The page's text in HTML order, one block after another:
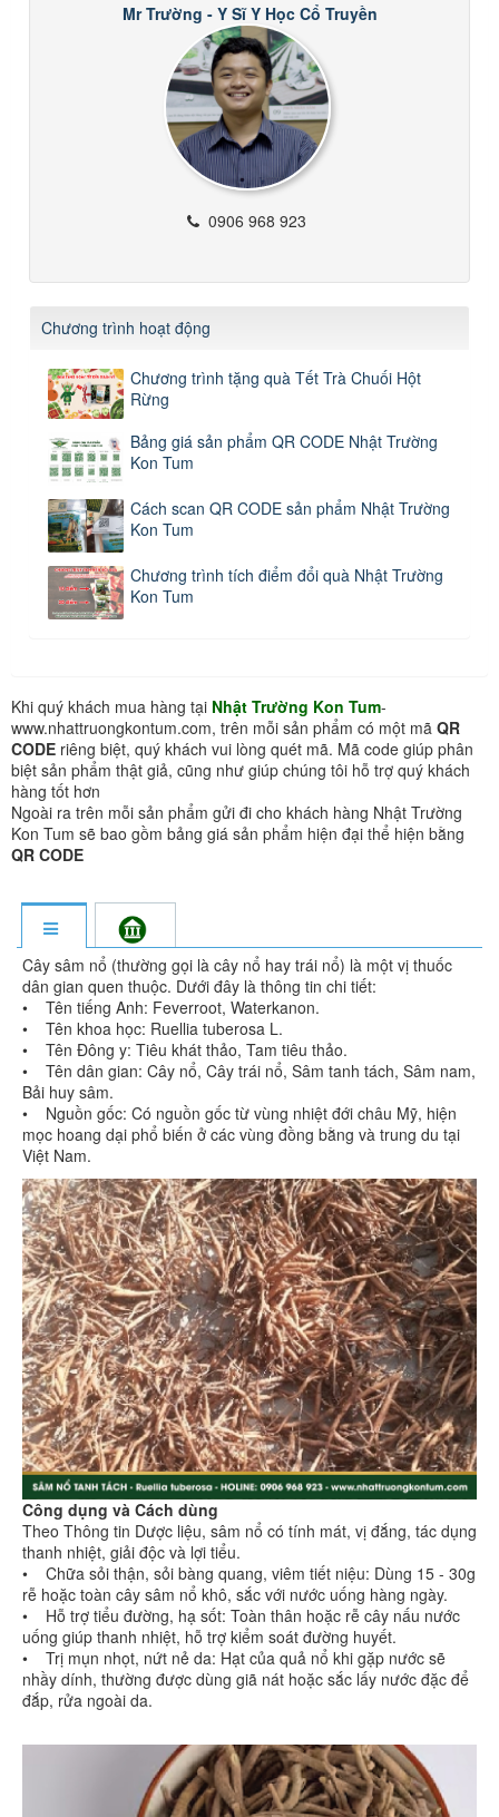
Mr Trường - Y Sĩ Y Học Cổ Truyền
0906 968 923
Chương trình hoạt động
Chương trình tặng quà Tết Trà Chuối Hột
Rừng
Bảng giá sản phẩm QR CODE Nhật Trường
Kon Tum
Cách scan QR CODE sản phẩm Nhật Trường
Kon Tum
Chương trình tích điểm đổi quà Nhật Trường
Kon Tum
Khi quý khách mua hàng tại Nhật Trường Kon Tum-
www.nhattruongkontum.com, trên mỗi sản phẩm có một mã QR
CODE riêng biệt, quý khách vui lòng quét mã. Mã code giúp phân
biệt sản phẩm thật giả, cũng như giúp chúng tôi hỗ trợ quý khách
hàng tốt hơn
Ngoài ra trên mỗi sản phẩm gửi đi cho khách hàng Nhật Trường
Kon Tum sẽ bao gồm bảng giá sản phẩm hiện đại thể hiện bằng
QR CODE
Cây sâm nổ (thường gọi là cây nổ hay trái nổ) là một vị thuốc
dân gian quen thuộc. Dưới đây là thông tin chi tiết:
• Tên tiếng Anh: Feverroot, Waterkanon.
• Tên khoa học: Ruellia tuberosa L.
• Tên Đông y: Tiêu khát thảo, Tam tiêu thảo.
• Tên dân gian: Cây nổ, Cây trái nổ, Sâm tanh tách, Sâm nam,
Bải huy sâm.
• Nguồn gốc: Có nguồn gốc từ vùng nhiệt đới châu Mỹ, hiện
mọc hoang dại phổ biến ở các vùng đồng bằng và trung du tại
Việt Nam.
Công dụng và Cách dùng
Theo Thông tin Dược liệu, sâm nổ có tính mát, vị đắng, tác dụng
thanh nhiệt, giải độc và lợi tiểu.
• Chữa sỏi thận, sỏi bàng quang, viêm tiết niệu: Dùng 15 - 30g
rễ hoặc toàn cây sâm nổ khô, sắc với nước uống hàng ngày.
• Hỗ trợ tiểu đường, hạ sốt: Toàn thân hoặc rễ cây nấu nước
uống giúp thanh nhiệt, hỗ trợ kiểm soát đường huyết.
• Trị mụn nhọt, nứt nẻ da: Hạt của quả nổ khi gặp nước sẽ
nhầy dính, thường được dùng giã nát hoặc sắc lấy nước đặc để
đắp, rửa ngoài da.